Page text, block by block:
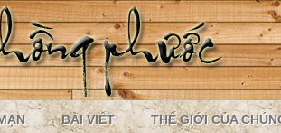
BÀI VIẾT THẾ GIỚI CỦA